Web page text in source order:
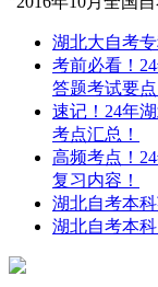
湖北大自考
考前必看！
答题考试要点
速记！24年
考点汇总！
高频考点！
复习内容！
湖北自考本
湖北自考本